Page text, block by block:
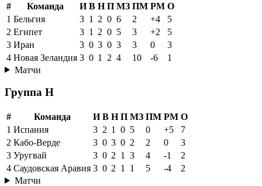
# Команда И В Н П МЗ ПМ РМ О
1 Бельгия 3 1 2 0 6 2 +4
5
2 Египет 3 1 2 0 5 3 +2
5
3 Иран 3 0 3 0 3 3 0
3
4 Новая Зеландия 3 0 1 2 4 10 -6
1
Матчи
Группа H
# Команда И В Н П МЗ ПМ РМ О
1 Испания 3 2 1 0 5 0 +5
7
2 Кабо-Верде 3 0 3 0 2 2 0
3
3 Уругвай 3 0 2 1 3 4 -1
2
4 Саудовская Аравия 3 0 2 1 1 5 -4
2
Матчи